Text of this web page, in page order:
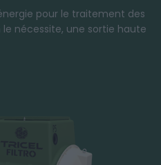
pour le traitement des
le nécessite, une sortie haute